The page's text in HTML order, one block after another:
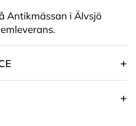
Antikmässan i Älvsjö